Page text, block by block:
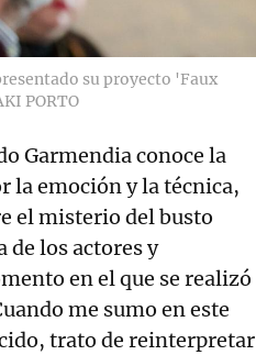
su proyecto 'Faux
PORTO
Garmendia conoce la
la emoción y la técnica,
el misterio del busto
de los actores y
en el que se realizó
me sumo en este
trato de reinterpretar